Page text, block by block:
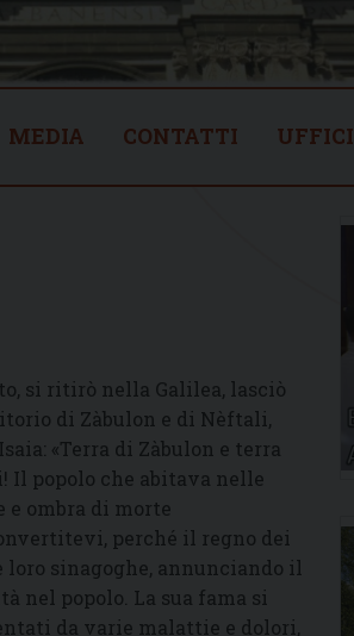
MEDIA CONTATTI UFFICI
si ritirò nella Galilea, lasciò
di Zàbulon e di Nèftali,
«Terra di Zàbulon e terra
Il popolo che abitava nelle
e ombra di morte
perché il regno dei
sinagoghe, annunciando il
nel popolo. La sua fama si
da varie malattie e dolori,